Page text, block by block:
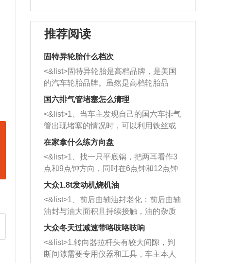
推荐阅读
固特异轮胎什么档次
<&list>固特异轮胎是高档品牌，是美国
的汽车轮胎品牌。虽然是高档轮胎品
牌，但是中高低端的轮胎都有生产，这
也是为了更好的开拓市场。
国六排气管堵塞怎么清理
<&list>1、当车主发现自己的国六车排气
管出现堵塞的情况时，可以利用铁丝或
者是细棍，直接将杂物给取出来，如果
堵塞情况比较严重，也可以采取应急措
施。 <&list>2、直接利用木棍将所有的
杂物推到排气管里面的位置处，然后将
三元催化器拆解开，就可以将堵塞的东
西取出来。但如果是因为积碳过多引起
的堵塞，就需要将三元催化器泡在草酸
洗剂对堵塞的情况得到解决，将清洗剂
放在燃油箱中，与燃油混合后，车辆启
动时，就可以和汽油一起进入到燃烧
在家拿什么练方向盘
<&list>1、找一只平底锅，把两耳看作3
点和9点钟方向，同时在6点钟和12点钟
方向做一个标记。 <&list>2、双手握住
一圈半的练习，往右同样也要打相同的
圈数。 <&list>3、最后强调要反复练
习，这样就可以形成肌肉记忆，在真实
驾驶车辆时，不需要记忆也能打好方
向。
大众1.8t发动机烧机油
<&list>1、前后曲轴油封老化：前后曲轴
油封与油大面积且持续接触，油的杂质
和发动机内持续温度变化使其密封效果
逐渐减弱，导致渗油或漏油。<&list>2、
活塞间隙过大：积碳会使活塞环与缸体
的间隙扩大，导致机油流入燃烧室中，
大众冬天过减速带咯吱咯吱响
<&list>1.转向器拉杆头有较大间隙，判
断间隙需要专用仪器和工具，车主本人